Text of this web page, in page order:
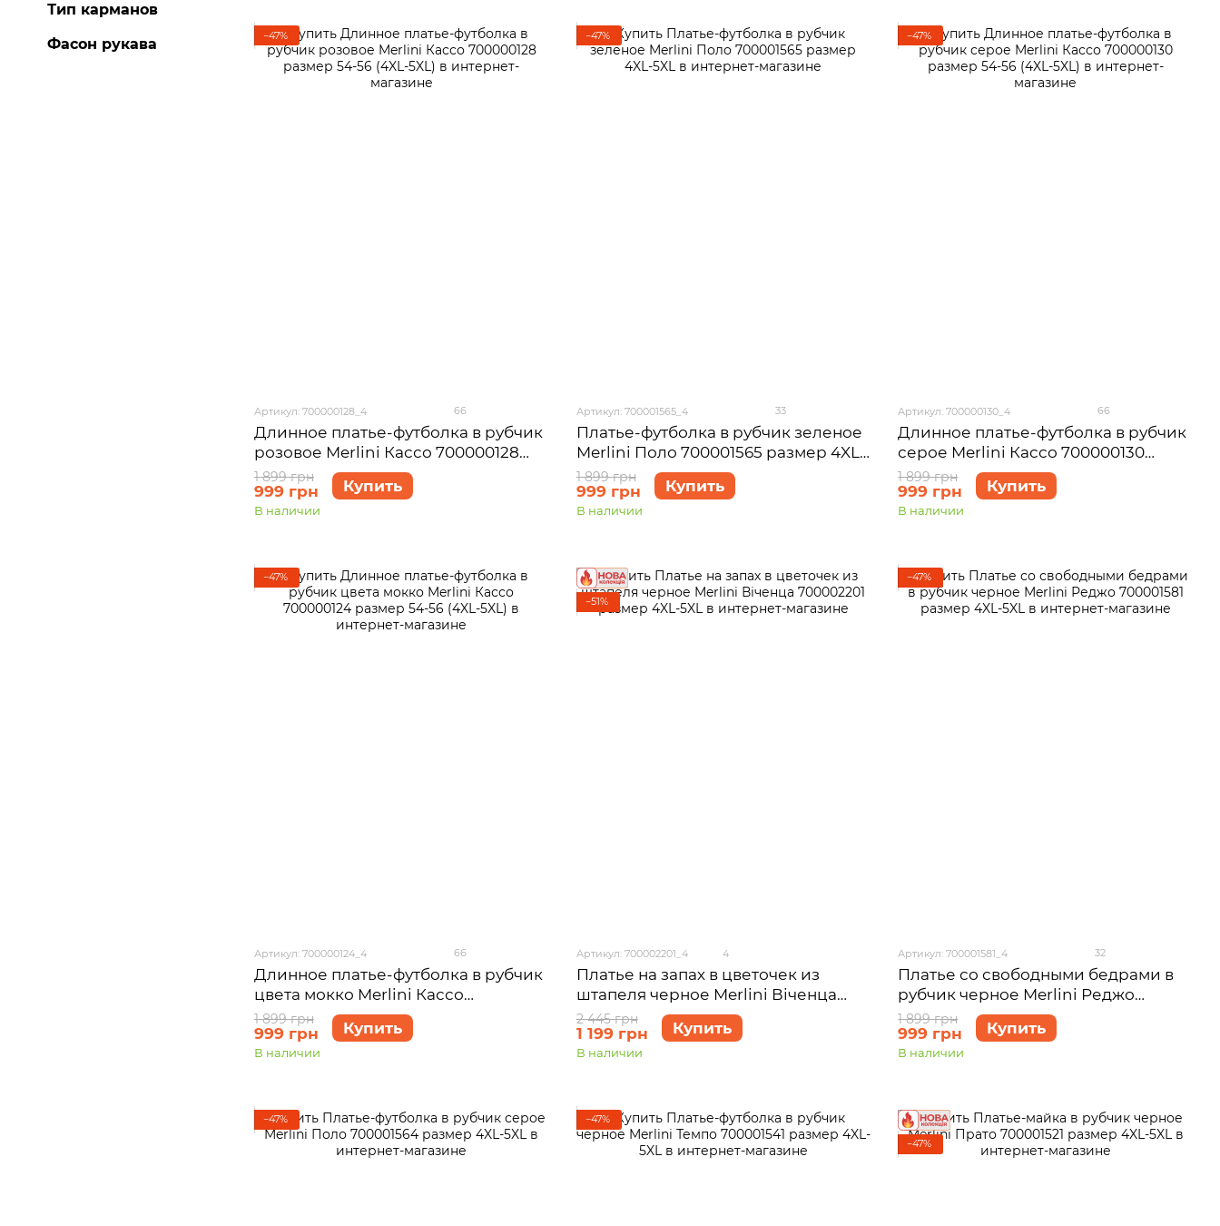
−47%
Артикул: 700000128_4 66
Длинное платье-футболка в рубчик
розовое Merlini Кассо 700000128
размер 54-56 (4XL-5XL)
1 899 грн
999 грн Купить
В наличии
−47%
Артикул: 700001565_4 33
Платье-футболка в рубчик зеленое
Merlini Поло 700001565 размер 4XL-
5XL
1 899 грн
999 грн Купить
В наличии
−47%
Артикул: 700000130_4 66
Длинное платье-футболка в рубчик
серое Merlini Кассо 700000130
размер 54-56 (4XL-5XL)
1 899 грн
999 грн Купить
В наличии
−47%
Артикул: 700000124_4 66
Длинное платье-футболка в рубчик
цвета мокко Merlini Кассо
700000124 размер 54-56 (4XL-5XL)
1 899 грн
999 грн Купить
В наличии
−51%
Артикул: 700002201_4 4
Платье на запах в цветочек из
штапеля черное Merlini Віченца
700002201 размер 4XL-5XL
2 445 грн
1 199 грн Купить
В наличии
−47%
Артикул: 700001581_4 32
Платье со свободными бедрами в
рубчик черное Merlini Реджо
700001581 размер 4XL-5XL
1 899 грн
999 грн Купить
В наличии
−47%
−47%
−47%
Тип карманов
Фасон рукава